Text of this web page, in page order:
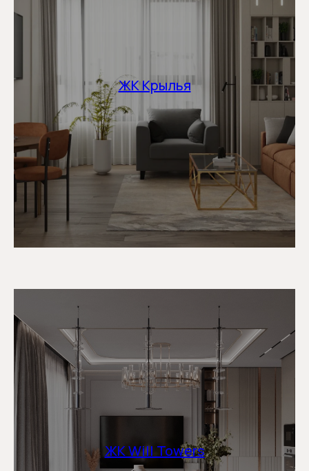
ЖК Крылья
ЖК Will Towers